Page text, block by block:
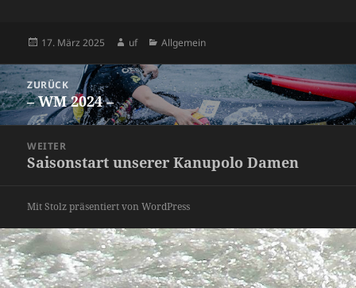
Veröffentlicht
17. März 2025 Autor
uf Kategorien
Allgemein
Beitragsnavigation
ZURÜCK
Vorheriger
Beitrag:
– WM 2024 –
WEITER
Nächster
Saisonstart unserer Kanupolo Damen
Mit Stolz präsentiert von WordPress